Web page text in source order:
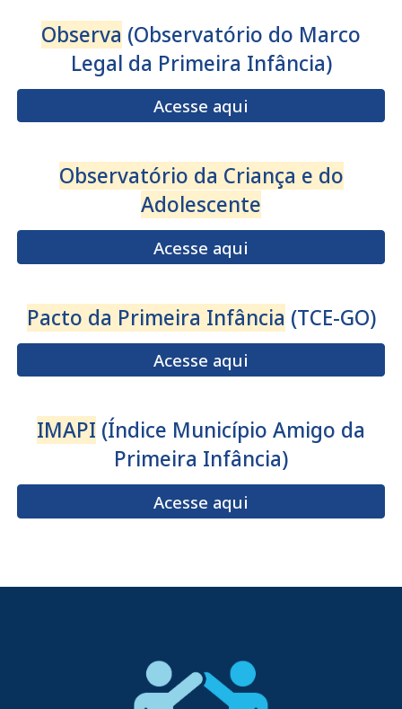
Observa (Observatório do Marco
Legal da Primeira Infância)
Acesse aqui
Observatório da Criança e do
Adolescente
Acesse aqui
Pacto da Primeira Infância (TCE-GO)
Acesse aqui
IMAPI (Índice Município Amigo da
Primeira Infância)
Acesse aqui